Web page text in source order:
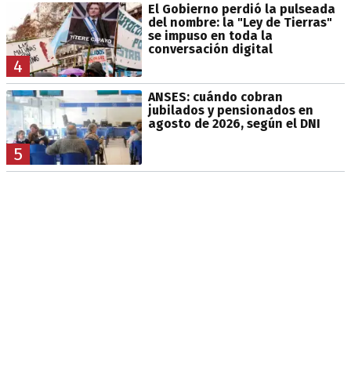
4
El Gobierno perdió la pulseada
del nombre: la "Ley de Tierras"
se impuso en toda la
conversación digital
5
ANSES: cuándo cobran
jubilados y pensionados en
agosto de 2026, según el DNI